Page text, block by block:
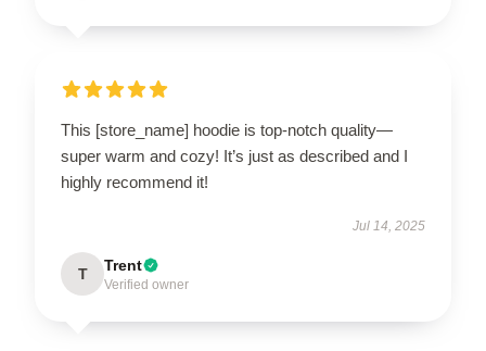
This [store_name] hoodie is top-notch quality—
super warm and cozy! It’s just as described and I
highly recommend it!
Jul 14, 2025
T Trent
Verified owner